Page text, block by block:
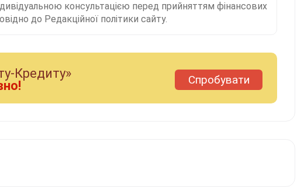
консультацією перед прийняттям фінансових
до Редакційної політики сайту.
Кредиту»
Спробувати